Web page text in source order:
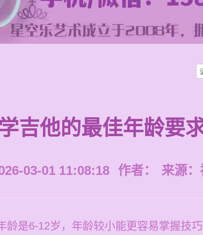
吉他的最佳年龄要
03-01 11:08:18 作者： 来源：
龄是6-12岁，年龄较小能更容易掌握技